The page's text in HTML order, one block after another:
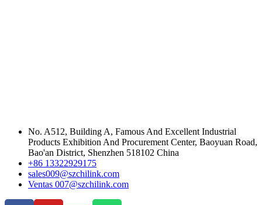
No. A512, Building A, Famous And Excellent Industrial
Products Exhibition And Procurement Center, Baoyuan Road,
Bao'an District, Shenzhen 518102 China
+86 13322929175
sales009@szchilink.com
Ventas 007@szchilink.com